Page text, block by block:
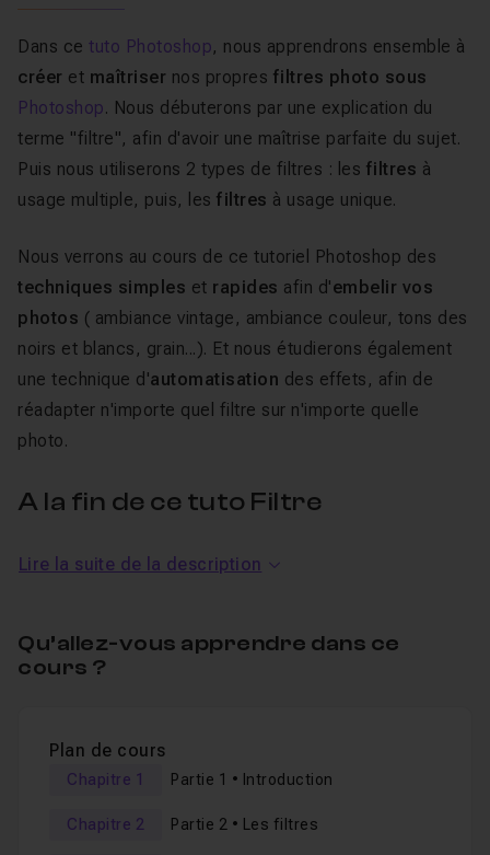
Dans ce tuto Photoshop, nous apprendrons ensemble à
créer et maîtriser nos propres filtres photo sous
Photoshop. Nous débuterons par une explication du
terme "filtre", afin d'avoir une maîtrise parfaite du sujet.
Puis nous utiliserons 2 types de filtres : les filtres à
usage multiple, puis, les filtres à usage unique.
Nous verrons au cours de ce tutoriel Photoshop des
techniques simples et rapides afin d'embelir vos
photos ( ambiance vintage, ambiance couleur, tons des
noirs et blancs, grain...). Et nous étudierons également
une technique d'automatisation des effets, afin de
réadapter n'importe quel filtre sur n'importe quelle
photo.
A la fin de ce tuto Filtre
:
Créer et maîtriser vos propres filtres photo.
Comprendre le principe d'un filtre.
Utiliser et maîtriser des modes de
Utiliser et enregistrer un script.
Automatiser des effets sur plusieurs photos.
Lire la suite de la description
Qu’allez-vous apprendre dans ce
cours ?
Plan de cours
Chapitre 1 Partie 1 • Introduction
Chapitre 2 Partie 2 • Les filtres